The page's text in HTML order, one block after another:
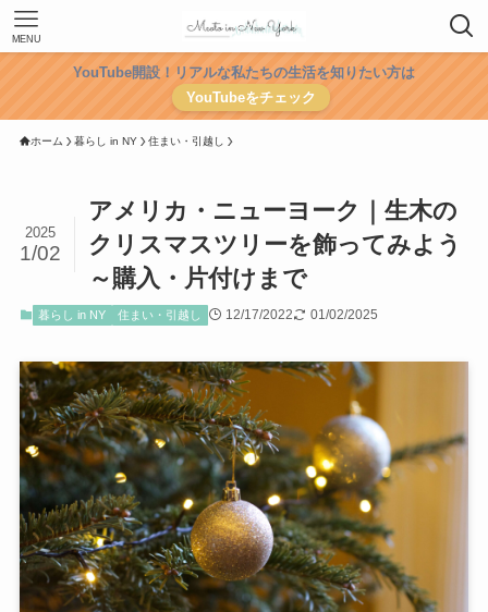
MENU
YouTube開設！リアルな私たちの生活を知りたい方は
YouTubeをチェック
ホーム 暮らし in NY 住まい・引越し
アメリカ・ニューヨーク｜生木の
クリスマスツリーを飾ってみよう
～購入・片付けまで
2025
1/02
暮らし in NY 住まい・引越し 12/17/2022 01/02/2025